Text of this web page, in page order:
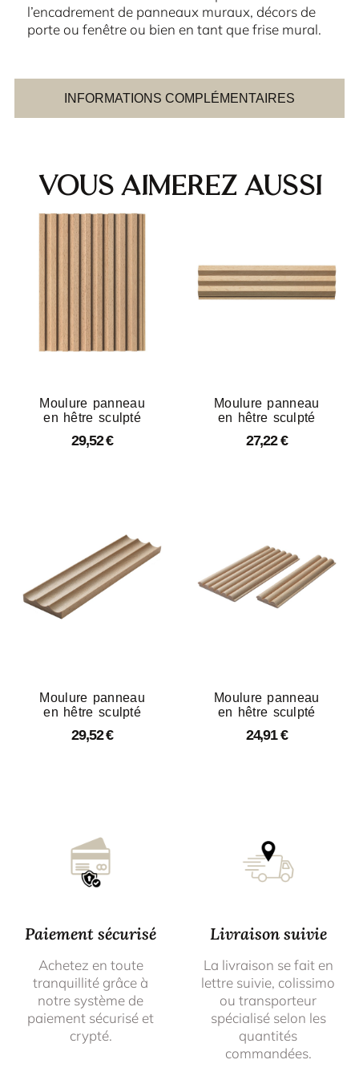
INFORMATIONS COMPLÉMENTAIRES
l’encadrement de panneaux muraux, décors de
porte ou fenêtre ou bien en tant que frise mural.
Vous aimerez aussi
Moulure panneau
en hêtre sculpté
29,52€
Moulure panneau
en hêtre sculpté
27,22€
Moulure panneau
en hêtre sculpté
29,52€
Moulure panneau
en hêtre sculpté
24,91€
Paiement sécurisé
Achetez en toute
tranquillité grâce à
notre système de
paiement sécurisé et
crypté.
Livraison suivie
La livraison se fait en
lettre suivie, colissimo
ou transporteur
spécialisé selon les
quantités
commandées.